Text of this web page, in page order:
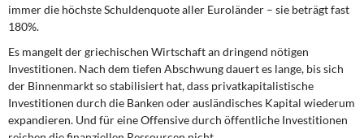
immer die höchste Schuldenquote aller Euroländer – sie beträgt fast
180%.
Es mangelt der griechischen Wirtschaftan dringend nötigen
Investitionen. Nach dem tiefen Abschwung dauert es lange, bis sich
der Binnenmarkt so stabilisiert hat, dass privatkapitalistische
Investitionen durch die Banken oder ausländisches Kapital wiederum
expandieren. Und für eine Offensive durch öffentliche Investitionen